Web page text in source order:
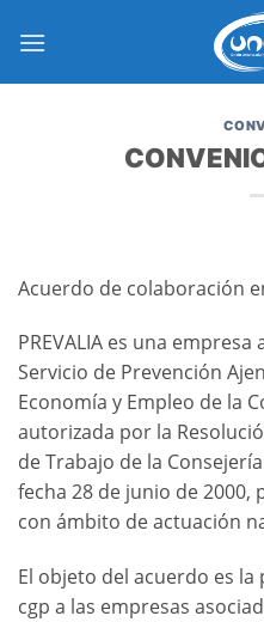
Acuerdo de colaboración
PREVALIA es una
Servicio de Prevención
Economía y Empleo de la
autorizada por la
de Trabajo de la
fecha 28 de junio de 2000,
con ámbito de actuación
El objeto del acuerdo es la
cgp a las empresas